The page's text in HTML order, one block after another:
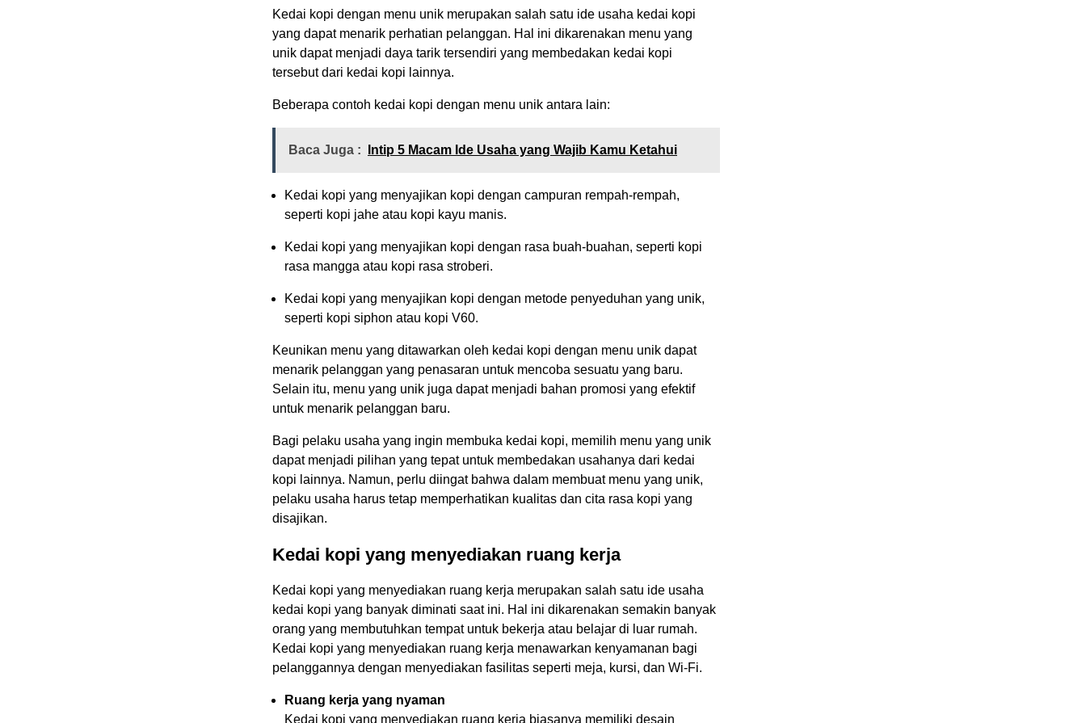
Kedai kopi dengan menu unik merupakan salah satu ide usaha kedai kopi
yang dapat menarik perhatian pelanggan. Hal ini dikarenakan menu yang
unik dapat menjadi daya tarik tersendiri yang membedakan kedai kopi
tersebut dari kedai kopi lainnya.
Beberapa contoh kedai kopi dengan menu unik antara lain:
Baca Juga : Intip 5 Macam Ide Usaha yang Wajib Kamu Ketahui
Kedai kopi yang menyajikan kopi dengan campuran rempah-rempah,
seperti kopi jahe atau kopi kayu manis.
Kedai kopi yang menyajikan kopi dengan rasa buah-buahan, seperti kopi
rasa mangga atau kopi rasa stroberi.
Kedai kopi yang menyajikan kopi dengan metode penyeduhan yang unik,
seperti kopi siphon atau kopi V60.
Keunikan menu yang ditawarkan oleh kedai kopi dengan menu unik dapat
menarik pelanggan yang penasaran untuk mencoba sesuatu yang baru.
Selain itu, menu yang unik juga dapat menjadi bahan promosi yang efektif
untuk menarik pelanggan baru.
Bagi pelaku usaha yang ingin membuka kedai kopi, memilih menu yang unik
dapat menjadi pilihan yang tepat untuk membedakan usahanya dari kedai
kopi lainnya. Namun, perlu diingat bahwa dalam membuat menu yang unik,
pelaku usaha harus tetap memperhatikan kualitas dan cita rasa kopi yang
disajikan.
Kedai kopi yang menyediakan ruang kerja
Kedai kopi yang menyediakan ruang kerja merupakan salah satu ide usaha
kedai kopi yang banyak diminati saat ini. Hal ini dikarenakan semakin banyak
orang yang membutuhkan tempat untuk bekerja atau belajar di luar rumah.
Kedai kopi yang menyediakan ruang kerja menawarkan kenyamanan bagi
pelanggannya dengan menyediakan fasilitas seperti meja, kursi, dan Wi-Fi.
Ruang kerja yang nyaman
Kedai kopi yang menyediakan ruang kerja biasanya memiliki desain